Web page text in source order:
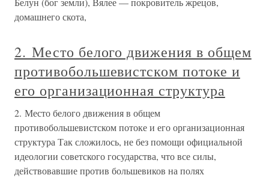
домашнего скота,
2. Место белого движения в общем
противобольшевистском потоке и
его организационная структура
2. Место белого движения в общем
противобольшевистском потоке и его организационная
структура Так сложилось, не без помощи официальной
идеологии советского государства, что все силы,
действовавшие против большевиков на полях